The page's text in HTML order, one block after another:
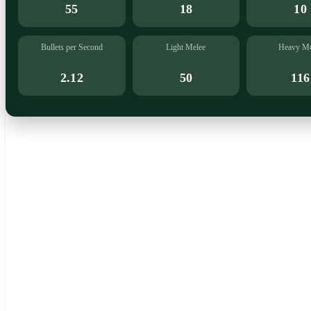
55 18 10
Bullets per Second
2.12
Light Melee
50
Heavy
116